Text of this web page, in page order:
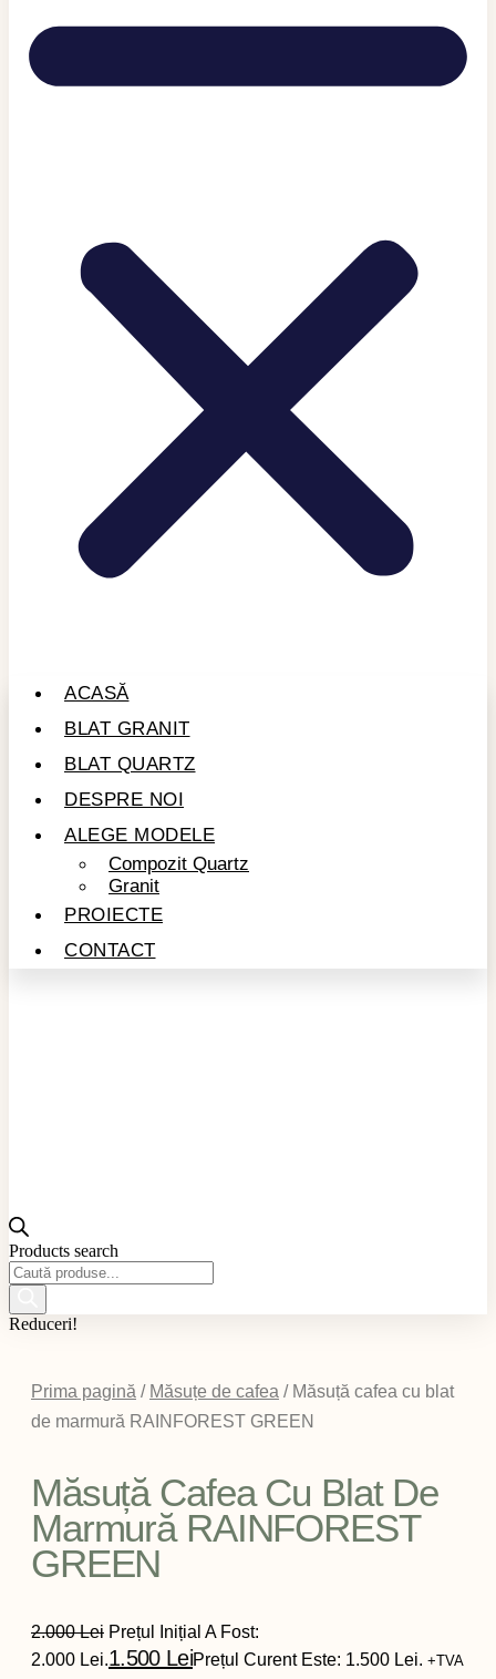
ACASĂ
BLAT GRANIT
BLAT QUARTZ
DESPRE NOI
ALEGE MODELE
Compozit Quartz
Granit
PROIECTE
CONTACT
Products search
Reduceri!
Prima pagină / Măsuțe de cafea / Măsuță cafea cu blat
de marmură RAINFOREST GREEN
Măsuță Cafea Cu Blat De
Marmură RAINFOREST
GREEN
2.000Lei Prețul Inițial A Fost:
2.000 Lei.1.500 LeiPrețul Curent Este: 1.500 Lei. +TVA